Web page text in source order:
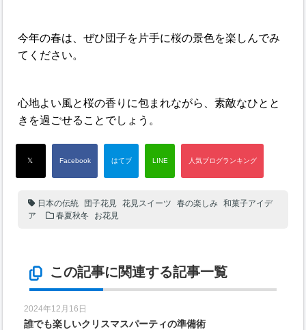
今年の春は、ぜひ団子を片手に桜の景色を楽しんでみ
てください。
心地よい風と桜の香りに包まれながら、素敵なひとと
きを過ごせることでしょう。
日本の伝統 団子花見 花見スイーツ 春の楽しみ
和菓子アイデ
ア
春夏秋冬 お花見
この記事に関連する記事一覧
2024年12月16日
誰でも楽しいクリスマスパーティの準備術